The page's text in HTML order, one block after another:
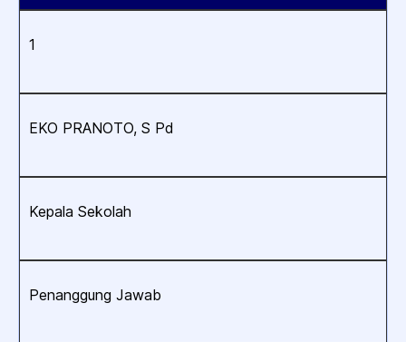
1
EKO PRANOTO, S Pd
Kepala Sekolah
Penanggung Jawab